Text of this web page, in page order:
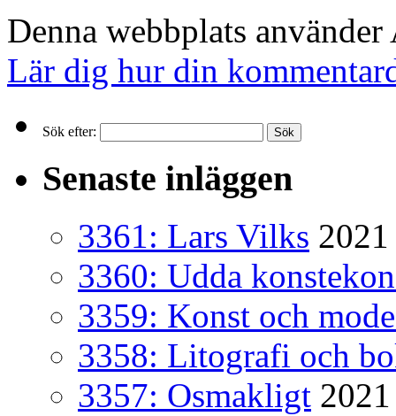
Denna webbplats
Lär dig hur din
Sök efter:
Senaste inläggen
3361: Lars Vilks
3360: Udda
3359: Konst och
3358: Litografi och
3357: Osmakligt